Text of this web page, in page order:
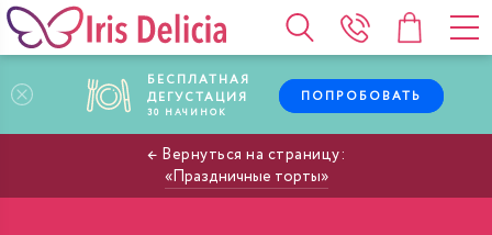
БЕСПЛАТНАЯ
ДЕГУСТАЦИЯ
30 НАЧИНОК
ПОПРОБОВАТЬ
Праздничные торты